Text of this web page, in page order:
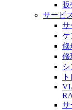
販
サービ
サ
ケ
修
修
サ